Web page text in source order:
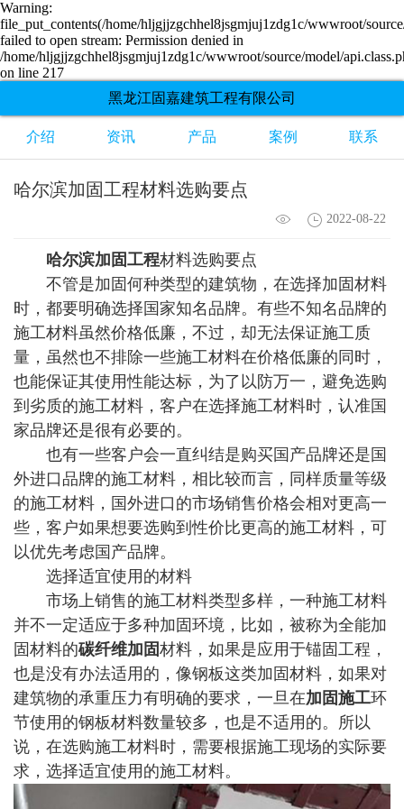
Warning:
file_put_contents(/home/hljgjjzgchhel8jsgmjuj1zdg1c/wwwroot/
failed to open stream: Permission denied in
/home/hljgjjzgchhel8jsgmjuj1zdg1c/wwwroot/source/model/
on line 217
黑龙江固嘉建筑工程有限公司
介绍 资讯 产品 案例 联系
哈尔滨加固工程材料选购要点
2022-08-22
哈尔滨加固工程材料选购要点
不管是加固何种类型的建筑物，在选择加固材料
时，都要明确选择国家知名品牌。有些不知名品牌的
施工材料虽然价格低廉，不过，却无法保证施工质
量，虽然也不排除一些施工材料在价格低廉的同时，
也能保证其使用性能达标，为了以防万一，避免选购
到劣质的施工材料，客户在选择施工材料时，认准国
家品牌还是很有必要的。
也有一些客户会一直纠结是购买国产品牌还是国
外进口品牌的施工材料，相比较而言，同样质量等级
的施工材料，国外进口的市场销售价格会相对更高一
些，客户如果想要选购到性价比更高的施工材料，可
以优先考虑国产品牌。
选择适宜使用的材料
市场上销售的施工材料类型多样，一种施工材料
并不一定适应于多种加固环境，比如，被称为全能加
固材料的碳纤维加固材料，如果是应用于锚固工程，
也是没有办法适用的，像钢板这类加固材料，如果对
建筑物的承重压力有明确的要求，一旦在加固施工环
节使用的钢板材料数量较多，也是不适用的。所以
说，在选购施工材料时，需要根据施工现场的实际要
求，选择适宜使用的施工材料。